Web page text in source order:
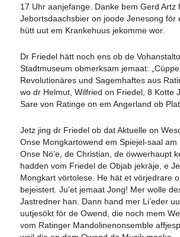
17 Uhr aanjefange. Danke bem Gerd Artz
Jebortsdaachsbier on joode Jenesong för
hütt uut em Krankehuus jekomme wor.
Dr Friedel hätt noch ens ob de
Stadtmuseum obmerksam jemaat:
Revolutionäres und Sagemhaftes aus
wo dr Helmut, Wilfried on Friedel, 8 Kotte
Sare von Ratinge on em Angerland ob
Jetz jing dr Friedel ob dat Aktuelle on
Onse Mongkartowend em Spiejel-saal am
Onse Nö’e, de Christian, de öwwerhaupt
hadden vom Friedel de Objab jekräje, e
Mongkart vörtolese. He hät et vörjedrare
bejeistert. Ju’et jemaat Jong! Mer wolle
Jastredner han. Dann hand mer Li’eder
uutjesökt för de Owend, die noch mem
vom Ratinger Mandolinenonsemble